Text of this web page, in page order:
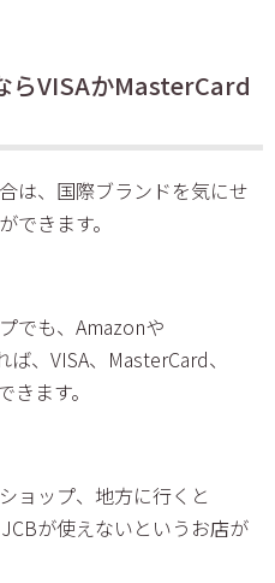
らVISAかMasterCard
は、国際ブランドを気にせ
できます。
でも、Amazonや
、VISA、MasterCard、
ます。
ョップ、地方に行くと
が使えないというお店が